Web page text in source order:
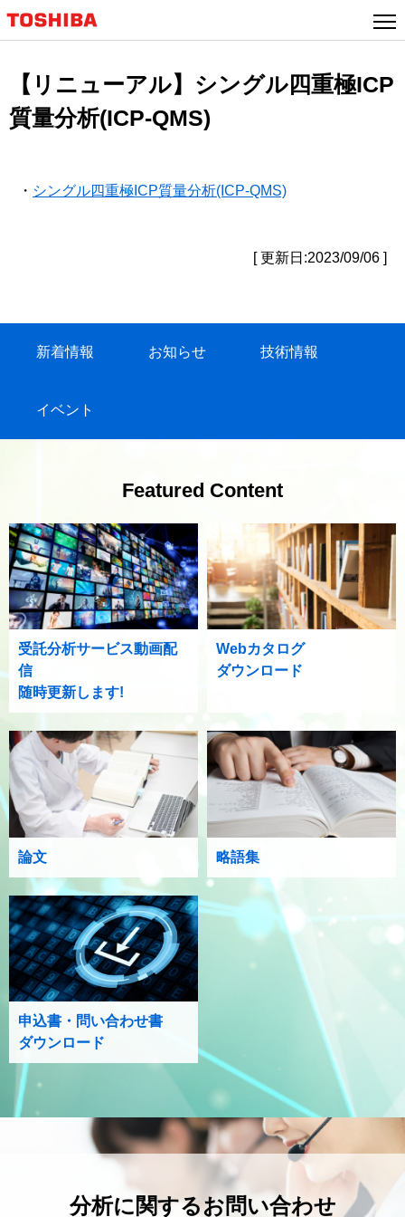
【リニューアル】シングル四重極ICP
質量分析(ICP-QMS)
・ シングル四重極ICP質量分析(ICP-QMS)
[ 更新日:2023/09/06 ]
新着情報 お知らせ 技術情報
イベント
Featured Content
受託分析サービス動画配
信
随時更新します!
Webカタログ
ダウンロード
論文 略語集
申込書・問い合わせ書
ダウンロード
分析に関するお問い合わせ